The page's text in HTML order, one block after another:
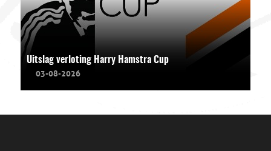
Uitslag verloting Harry Hamstra Cup
03-08-2026